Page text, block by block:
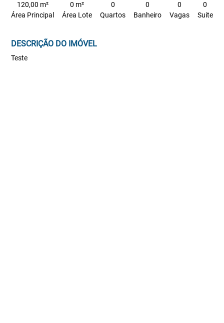
120,00 m²
Área Principal
0 m²
Área Lote
0
Quartos
0
Banheiro
0
Vagas
0
Suite
DESCRIÇÃO DO IMÓVEL
Teste